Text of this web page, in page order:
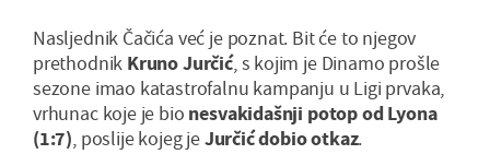
Nasljednik Čačića već je poznat. Bit će to njegov
prethodnik Kruno Jurčić, s kojim je Dinamo prošle
sezone imao katastrofalnu kampanju u Ligi prvaka,
vrhunac koje je bio nesvakidašnji potop od Lyona
(1:7), poslije kojeg jeJurčić dobio otkaz.